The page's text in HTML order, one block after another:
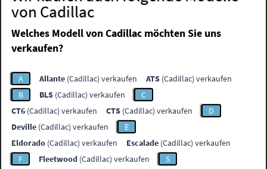
von Cadillac
Welches Modell von Cadillac möchten Sie uns
verkaufen?
A Allante (Cadillac) verkaufen ATS (Cadillac) verkaufen
B
BLS (Cadillac) verkaufen
C
CT6 (Cadillac) verkaufen CTS (Cadillac) verkaufen
D
Deville (Cadillac) verkaufen
E
Eldorado (Cadillac) verkaufen Escalade (Cadillac) verkaufen
F
Fleetwood (Cadillac) verkaufen
S